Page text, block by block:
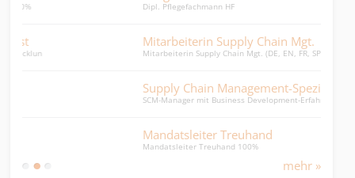
Mitarbeiterin Supply Chain Mgt.
Mitarbeiterin Supply Chain Mgt. (DE, EN, FR, SP)
Supply Chain Management-Spezialist
SCM-Manager mit Business Development-Erfahrung
Mandatsleiter Treuhand
Mandatsleiter Treuhand 100%
mehr »